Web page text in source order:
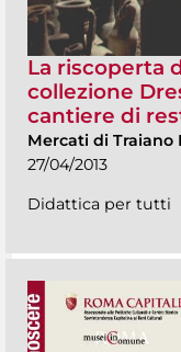
La riscoperta
collezione
cantiere di
Mercati di Traiano
27/04/2013
Didattica per tutti